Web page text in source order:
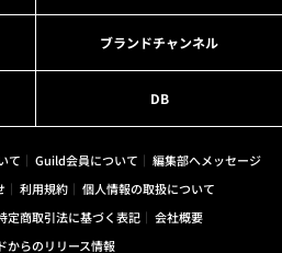
ブランドチャンネル
DB
て Guild会員について
編集部へメッセージ
利用規約
個人情報の取扱について
定商取引法に基づく表記
会社概要
からのリリース情報